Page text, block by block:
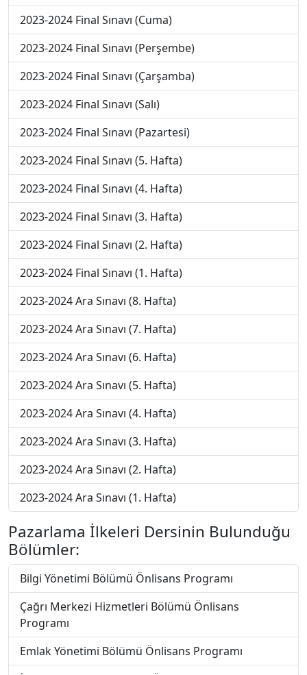
2023-2024 Final Sınavı (Cuma)
2023-2024 Final Sınavı (Perşembe)
2023-2024 Final Sınavı (Çarşamba)
2023-2024 Final Sınavı (Salı)
2023-2024 Final Sınavı (Pazartesi)
2023-2024 Final Sınavı (5. Hafta)
2023-2024 Final Sınavı (4. Hafta)
2023-2024 Final Sınavı (3. Hafta)
2023-2024 Final Sınavı (2. Hafta)
2023-2024 Final Sınavı (1. Hafta)
2023-2024 Ara Sınavı (8. Hafta)
2023-2024 Ara Sınavı (7. Hafta)
2023-2024 Ara Sınavı (6. Hafta)
2023-2024 Ara Sınavı (5. Hafta)
2023-2024 Ara Sınavı (4. Hafta)
2023-2024 Ara Sınavı (3. Hafta)
2023-2024 Ara Sınavı (2. Hafta)
2023-2024 Ara Sınavı (1. Hafta)
Pazarlama İlkeleri Dersinin Bulunduğu
Bölümler:
Bilgi Yönetimi Bölümü Önlisans Programı
Çağrı Merkezi Hizmetleri Bölümü Önlisans
Programı
Emlak Yönetimi Bölümü Önlisans Programı